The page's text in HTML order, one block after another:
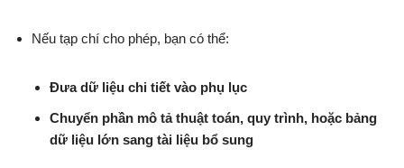
Nếu tạp chí cho phép, bạn có thể:
Đưa dữ liệu chi tiết vào phụ lục
Chuyển phần mô tả thuật toán, quy trình, hoặc bảng
dữ liệu lớn sang tài liệu bổ sung